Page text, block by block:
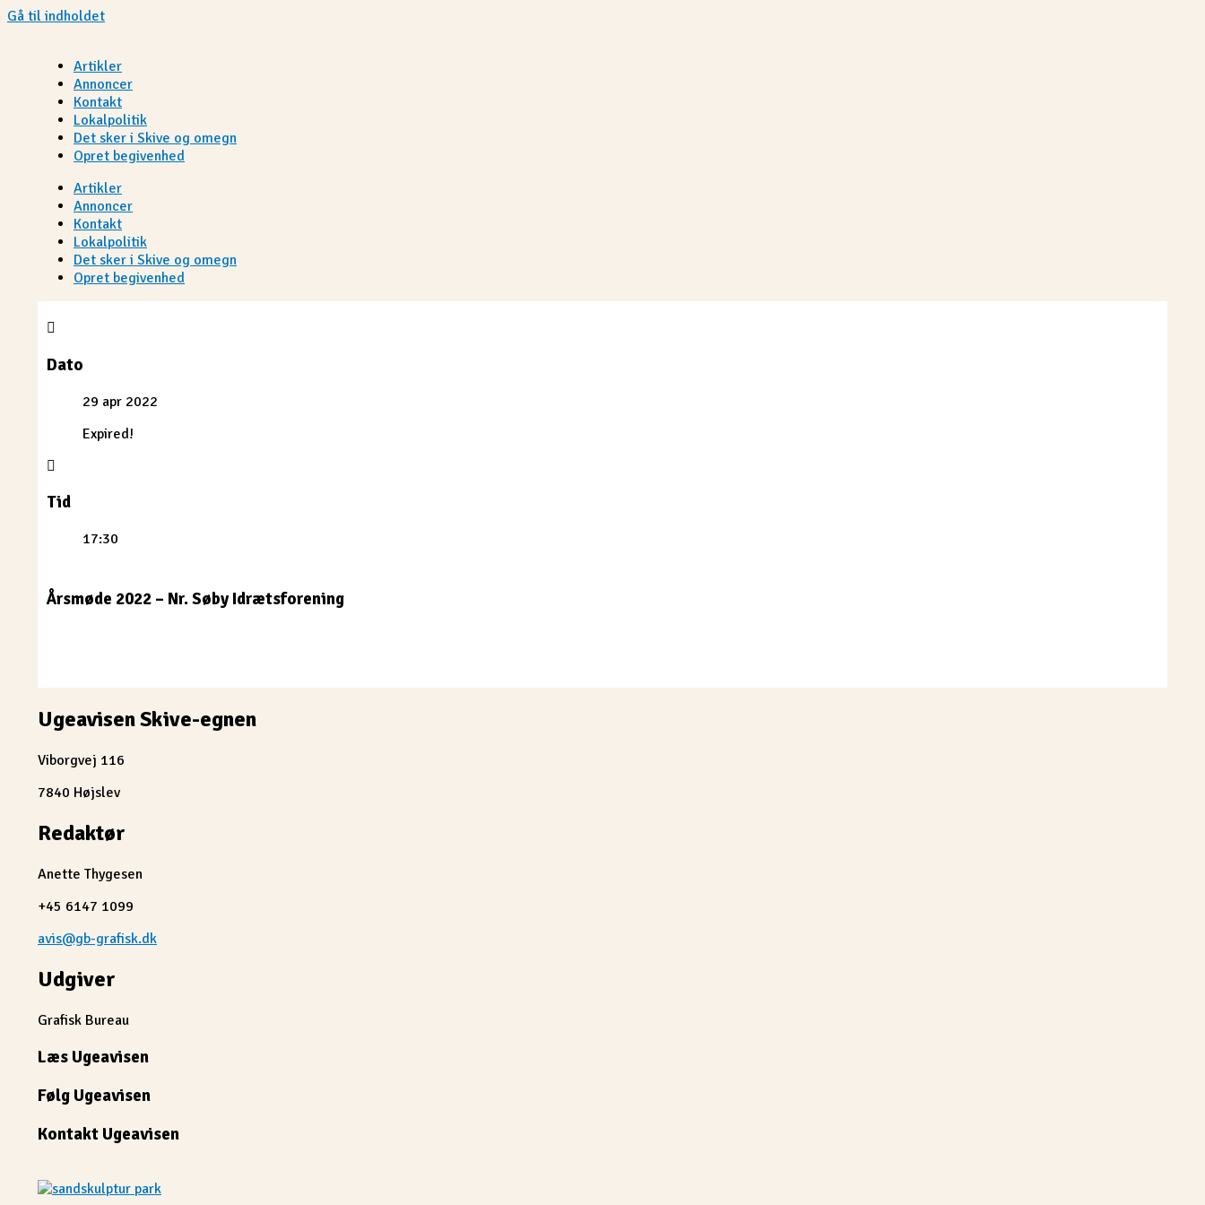
Gå til indholdet
Artikler
Annoncer
Kontakt
Lokalpolitik
Det sker i Skive og omegn
Opret begivenhed
Artikler
Annoncer
Kontakt
Lokalpolitik
Det sker i Skive og omegn
Opret begivenhed
Dato
29 apr 2022
Expired!
Tid
17:30
Årsmøde 2022 – Nr. Søby Idrætsforening
Ugeavisen Skive-egnen
Viborgvej 116
7840 Højslev
Redaktør
Anette Thygesen
+45 6147 1099
avis@gb-grafisk.dk
Udgiver
Grafisk Bureau
Læs Ugeavisen
Følg Ugeavisen
Kontakt Ugeavisen